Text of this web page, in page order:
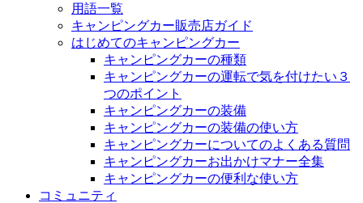
用語一覧
キャンピングカー販売店ガイド
はじめてのキャンピングカー
キャンピングカーの種類
キャンピングカーの運転で気を付けたい３
つのポイント
キャンピングカーの装備
キャンピングカーの装備の使い方
キャンピングカーについてのよくある質問
キャンピングカーお出かけマナー全集
キャンピングカーの便利な使い方
コミュニティ